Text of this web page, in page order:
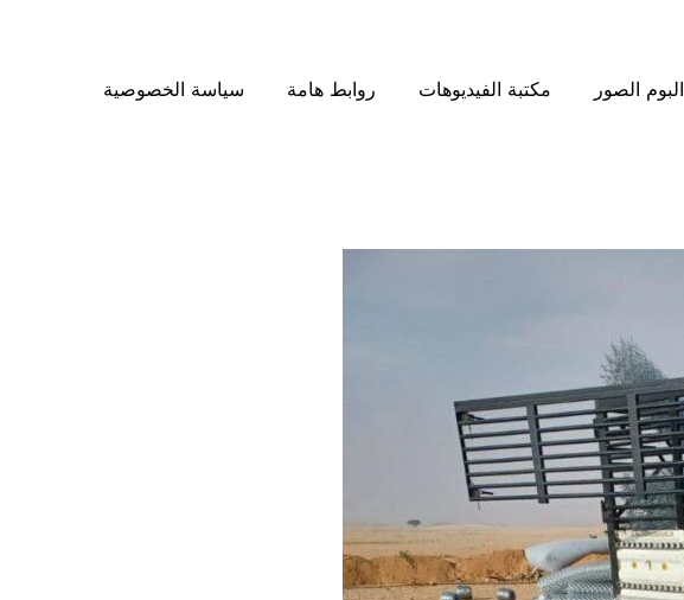
البوم الصور مكتبة الفيديوهات روابط هامة سياسة الخصوصية